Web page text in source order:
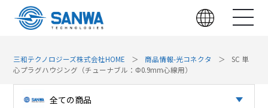
三和テクノロジーズ株式会社HOME 商品情報-光コネクタ
SC 単
心プラグハウジング（チューナブル：Φ0.9mm心線用）
全ての商品